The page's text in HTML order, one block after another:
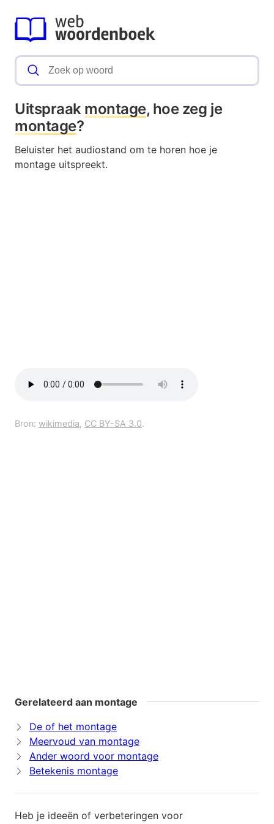
Uitspraak montage, hoe zeg je
montage?
Beluister het audiostand om te horen hoe je
montage uitspreekt.
Bron: wikimedia, CC BY-SA 3.0.
Gerelateerd aan montage
De of het montage
Meervoud van montage
Ander woord voor montage
Betekenis montage
Heb je ideeën of verbeteringen voor